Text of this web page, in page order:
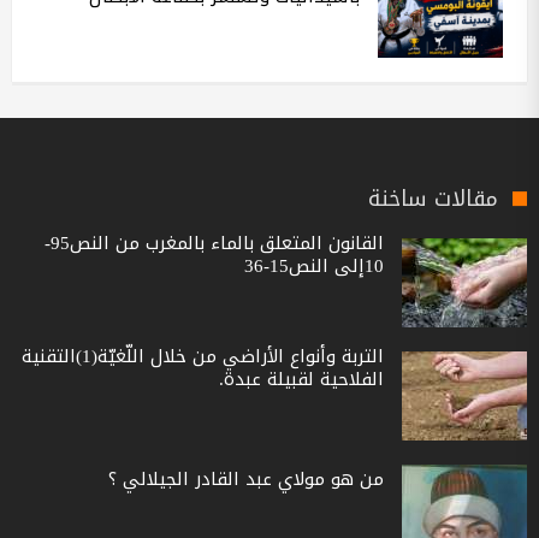
مقالات ساخنة
القانون المتعلق بالماء بالمغرب من النص95-
10إلى النص15-36
التربة وأنواع الأراضي من خلال اللّغيّة(1)التقنية
الفلاحية لقبيلة عبدة.
من هو مولاي عبد القادر الجيلالي ؟